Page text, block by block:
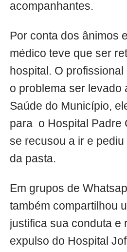
acompanhantes.
Por conta dos ânimos
médico teve que ser
hospital. O
o problema ser levado
Saúde do Município,
para o Hospital Padre
se recusou a ir e
da pasta.
Em grupos de
também compartilhou
justifica sua conduta e
expulso do Hospital